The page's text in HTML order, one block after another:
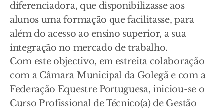
diferenciadora, que disponibilizasse aos
alunos uma formação que facilitasse, para
além do acesso ao ensino superior, a sua
integração no mercado de trabalho.
Com este objectivo, em estreita colaboração
com a Câmara Municipal da Golegã e com a
Federação Equestre Portuguesa, iniciou-se o
Curso Profissional de Técnico(a) de Gestão